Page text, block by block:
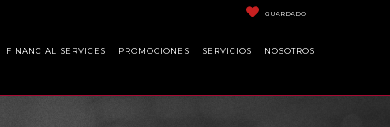
GUARDADO
FINANCIAL SERVICES PROMOCIONES SERVICIOS NOSOTROS